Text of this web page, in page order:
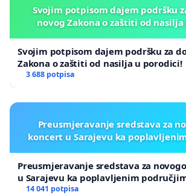
Svojim potpisom dajem podršku
novog Zakona o zaštiti od
Svojim potpisom dajem podršku za
Zakona o zaštiti od nasilja u porodici!
3 688 potpisa
Preusmjeravanje sredstava za
koncert u Sarajevu ka
Preusmjeravanje sredstava za
u Sarajevu ka poplavljenim
14 041 potpisa